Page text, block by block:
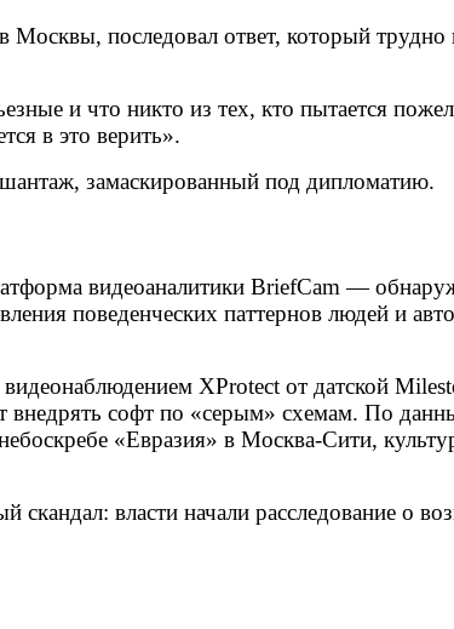
последовал ответ, который трудно
и что никто из тех, кто пытается
в это верить».
замаскированный под дипломатию.
видеоаналитики BriefCam —
поведенческих паттернов людей и
XProtect от датской
внедрять софт по «серым» схемам. По
«Евразия» в Москва-Сити,
власти начали расследование о